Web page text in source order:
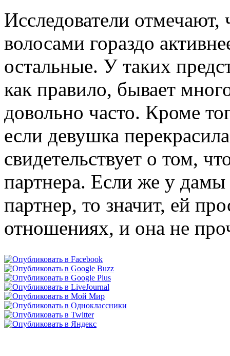
Исследователи
волосами гораздо
остальные. У таких
как правило, бывает
довольно часто. Кроме
если девушка
свидетельствует о том,
партнера. Если же у
партнер, то значит, ей
отношениях, и она не